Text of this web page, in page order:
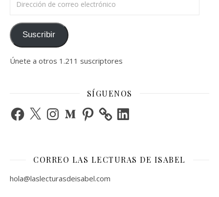
Suscribir
Únete a otros 1.211 suscriptores
SÍGUENOS
Facebook
X InstagramMediumPinterest LinkedIn
CORREO LAS LECTURAS DE ISABEL
hola@laslecturasdeisabel.com